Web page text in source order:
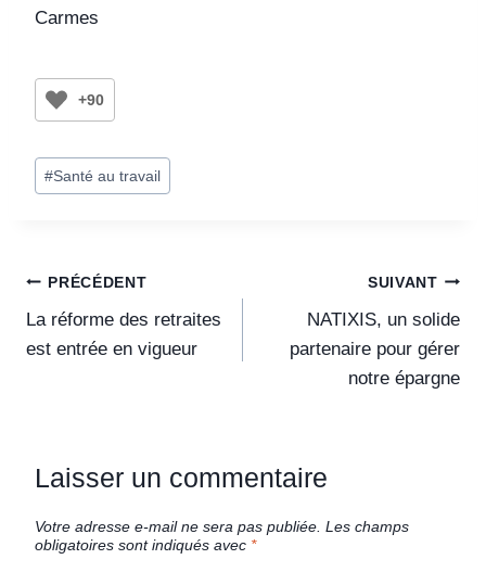
Carmes
+90
#Santé au travail
PRÉCÉDENT
La réforme des retraites
est entrée en vigueur
SUIVANT
NATIXIS, un solide
partenaire pour gérer
notre épargne
Laisser un commentaire
Votre adresse e-mail ne sera pas publiée. Les champs
obligatoires sont indiqués avec *